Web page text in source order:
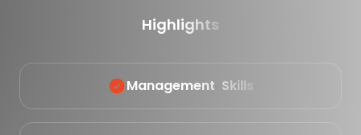
Highlights
Management Skills